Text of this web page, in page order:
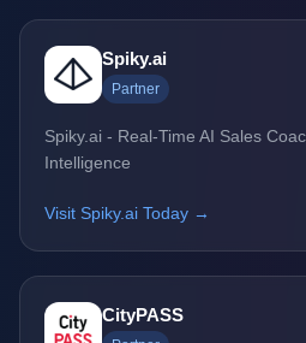
Spiky.ai
Partner
Spiky.ai - Real-Time AI Sales
Intelligence
Visit Spiky.ai Today →
CityPASS